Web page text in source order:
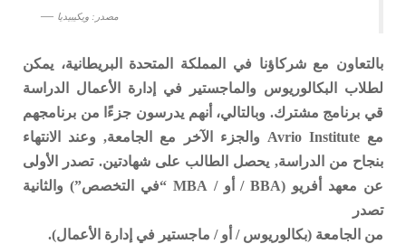
مصدر: ويكيبيديا
بالتعاون مع شركاؤنا في المملكة المتحدة البريطانية، يمكن
لطلاب البكالوريوس والماجستير في إدارة الأعمال الدراسة
قي برنامج مشترك. وبالتالي، أنهم يدرسون جزءًا من برنامجهم
مع Avrio Institute والجزء الآخر مع الجامعة, وعند الانتهاء
بنجاح من الدراسة, يحصل الطالب على شهادتين. تصدر الأولى
عن معهد أفريو (BBA / أو / MBA “في التخصص”) والثانية
تصدر
من الجامعة (بكالوريوس / أو / ماجستير في إدارة الأعمال).